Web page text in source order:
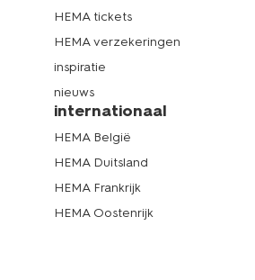
HEMA tickets
HEMA verzekeringen
inspiratie
nieuws
internationaal
HEMA België
HEMA Duitsland
HEMA Frankrijk
HEMA Oostenrijk